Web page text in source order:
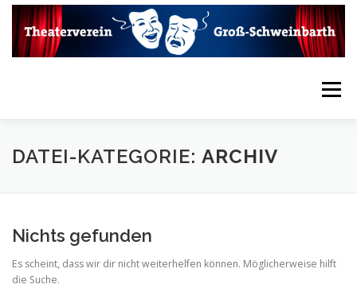
Zum
Inhalt
springen
Menü
HOME VEREIN AKTUELLES KONTAKT
MEDIENARCHIV VIDEOARCHIV
DATEI-KATEGORIE: ARCHIV
Nichts gefunden
Es scheint, dass wir dir nicht weiterhelfen können. Möglicherweise hilft
die Suche.